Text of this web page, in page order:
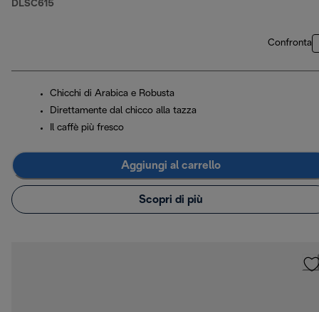
DLSC615
Confronta
Chicchi di Arabica e Robusta
Direttamente dal chicco alla tazza
Il caffè più fresco
Aggiungi al carrello
Scopri di più